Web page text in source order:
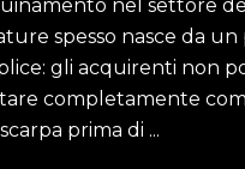
nel settore
spesso nasce da
gli acquirenti non
completamente
prima di ...